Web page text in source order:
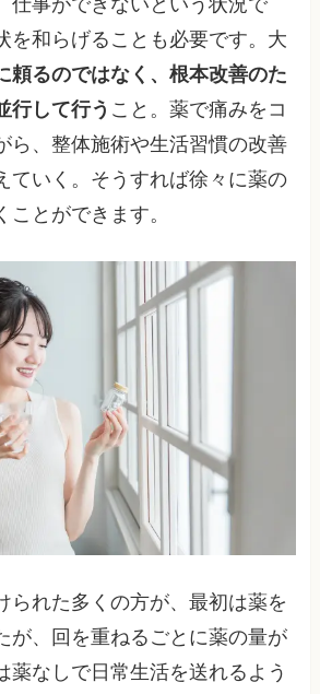
を和らげることも必要です。大
頼るのではなく、根本改善のた
行して行う こと。薬で痛みをコ
ら、整体施術や生活習慣の改善
ていく。そうすれば徐々に薬の
とができます。
られた多くの方が、最初は薬を
が、回を重ねるごとに薬の量が
薬なしで日常生活を送れるよう